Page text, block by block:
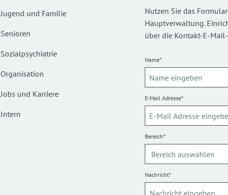
Jugend und Familie
Senioren
Sozialpsychiatrie
Organisation
Jobs und Karriere
Intern
Nutzen Sie das
Hauptverwaltung.
über die Kontakt-E-
Name*
E-Mail Adresse*
Bereich*
Nachricht*